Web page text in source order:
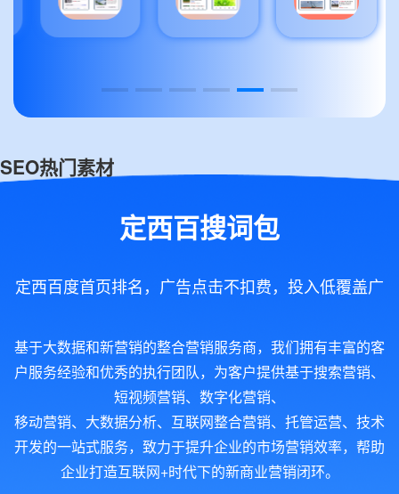
SEO热门素材
定西百搜词包
定西百度首页排名，广告点击不扣费，投入低覆盖广
基于大数据和新营销的整合营销服务商，我们拥有丰富的客
户服务经验和优秀的执行团队，为客户提供基于搜索营销、
短视频营销、数字化营销、
移动营销、大数据分析、互联网整合营销、托管运营、技术
开发的一站式服务，致力于提升企业的市场营销效率，帮助
企业打造互联网+时代下的新商业营销闭环。